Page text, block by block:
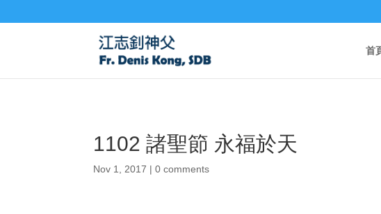
首
1102 諸聖節 永福於天
Nov 1, 2017 |0 comments